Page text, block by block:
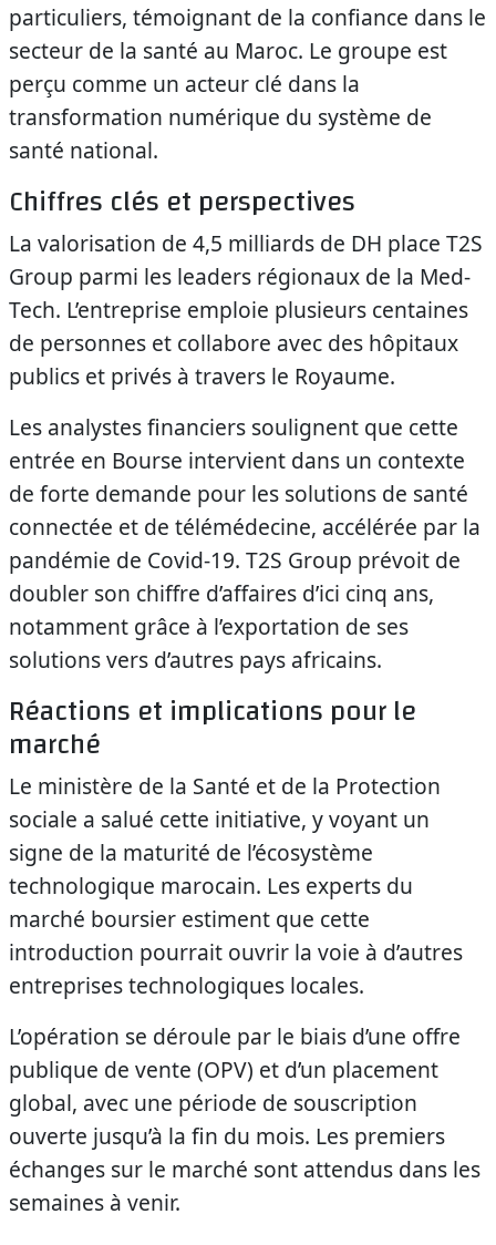
particuliers, témoignant de la confiance dans le
secteur de la santé au Maroc. Le groupe est
perçu comme un acteur clé dans la
transformation numérique du système de
santé national.
Chiffres clés et perspectives
La valorisation de 4,5 milliards de DH place T2S
Group parmi les leaders régionaux de la Med-
Tech. L’entreprise emploie plusieurs centaines
de personnes et collabore avec des hôpitaux
publics et privés à travers le Royaume.
Les analystes financiers soulignent que cette
entrée en Bourse intervient dans un contexte
de forte demande pour les solutions de santé
connectée et de télémédecine, accélérée par la
pandémie de Covid-19. T2S Group prévoit de
doubler son chiffre d’affaires d’ici cinq ans,
notamment grâce à l’exportation de ses
solutions vers d’autres pays africains.
Réactions et implications pour le
marché
Le ministère de la Santé et de la Protection
sociale a salué cette initiative, y voyant un
signe de la maturité de l’écosystème
technologique marocain. Les experts du
marché boursier estiment que cette
introduction pourrait ouvrir la voie à d’autres
entreprises technologiques locales.
L’opération se déroule par le biais d’une offre
publique de vente (OPV) et d’un placement
global, avec une période de souscription
ouverte jusqu’à la fin du mois. Les premiers
échanges sur le marché sont attendus dans les
semaines à venir.